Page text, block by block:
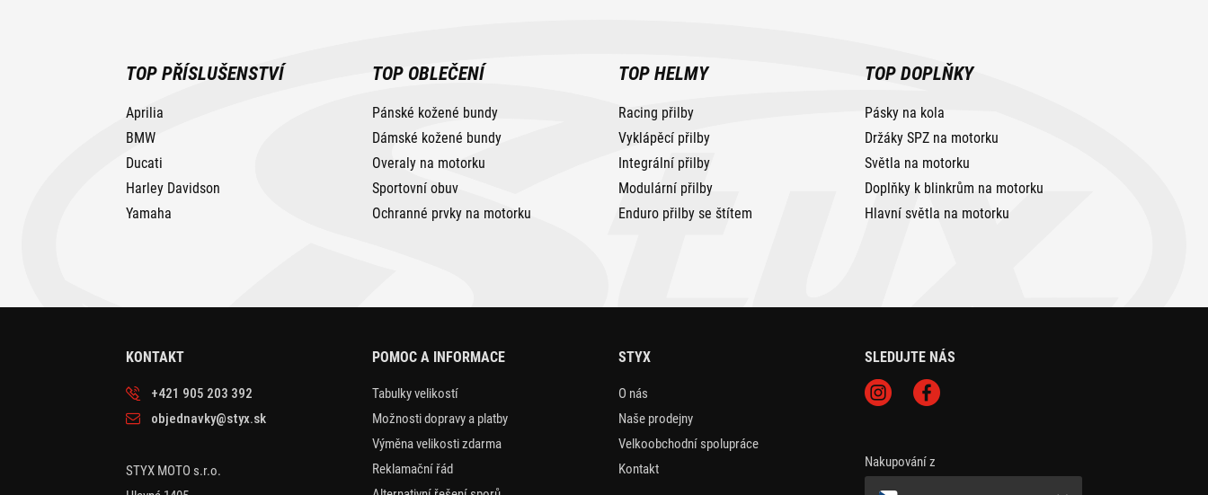
TOP PŘÍSLUŠENSTVÍ
Aprilia
BMW
Ducati
Harley Davidson
Yamaha
TOP OBLEČENÍ
Pánské kožené bundy
Dámské kožené bundy
Overaly na motorku
Sportovní obuv
Ochranné prvky na motorku
TOP HELMY
Racing přilby
Vyklápěcí přilby
Integrální přilby
Modulární přilby
Enduro přilby se štítem
TOP DOPLŇKY
Pásky na kola
Držáky SPZ na motorku
Světla na motorku
Doplňky k blinkrům na motorku
Hlavní světla na motorku
KONTAKT
+421 905 203 392
objednavky@styx.sk
STYX MOTO s.r.o.
POMOC A INFORMACE
Tabulky velikostí
Možnosti dopravy a platby
Výměna velikosti zdarma
Reklamační řád
STYX
O nás
Naše prodejny
Velkoobchodní spolupráce
Kontakt
SLEDUJTE NÁS
Nakupování z